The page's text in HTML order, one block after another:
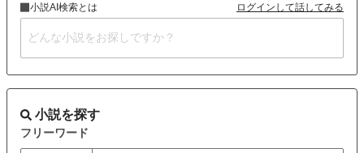
小説AI検索とは ログインして話してみる
小説を探す
フリーワード